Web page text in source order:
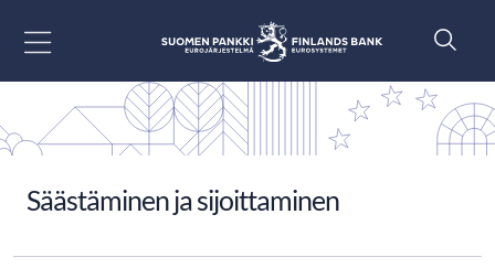
Säästäminen ja sijoittaminen